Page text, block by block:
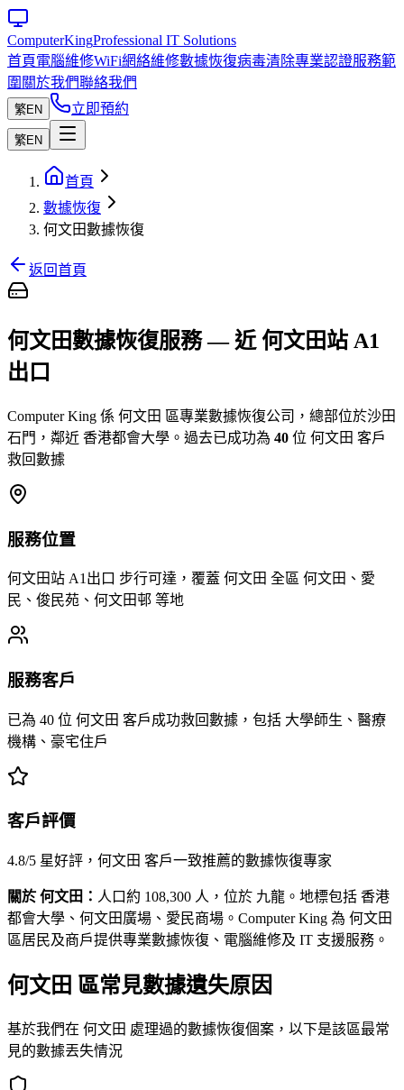
ComputerKingProfessional IT Solutions
首頁電腦維修WiFi網絡維修數據恢復病毒清除專業認證服務範
圍 關於我們聯絡我們
繁EN 立即預約
繁EN
首頁
數據恢復
何文田數據恢復
返回首頁
何文田數據恢復服務 — 近 何文田站 A1
出口
Computer King 係 何文田 區專業數據恢復公司，總部位於沙田
石門，鄰近 香港都會大學。過去已成功為 40 位 何文田 客戶
救回數據
服務位置
何文田站 A1出口 步行可達，覆蓋 何文田 全區 何文田、愛
民、俊民苑、何文田邨 等地
服務客戶
已為 40 位 何文田 客戶成功救回數據，包括 大學師生、醫療
機構、豪宅住戶
客戶評價
4.8/5 星好評，何文田 客戶一致推薦的數據恢復專家
關於 何文田： 人口約 108,300 人，位於 九龍。地標包括 香港
都會大學、何文田廣場、愛民商場。Computer King 為 何文田
區居民及商戶提供專業數據恢復、電腦維修及 IT 支援服務。
何文田 區常見數據遺失原因
基於我們在 何文田 處理過的數據恢復個案，以下是該區最常
見的數據丟失情況